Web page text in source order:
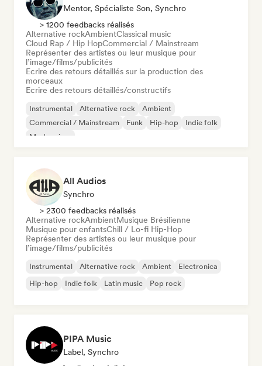
Mentor, Spécialiste Son, Synchro
> 1200 feedbacks réalisés
Alternative rockAmbientClassical music
Cloud Rap / Hip HopCommercial / Mainstream
Représenter des artistes ou leur musique pour
l’image/films/publicités
Ecrire des retours détaillés sur la production des
morceaux
Ecrire des retours détaillés/constructifs
Instrumental Alternative rock
Ambient
Commercial / Mainstream
Funk Hip-hop
Indie folk
Modern jazz
All Audios
Synchro
> 2300 feedbacks réalisés
Alternative rockAmbientMusique Brésilienne
Musique pour enfantsChill / Lo-fi Hip-Hop
Représenter des artistes ou leur musique pour
l’image/films/publicités
Instrumental Alternative rock Ambient
Electronica
Hip-hop
Indie folk Latin music Pop rock
PIPA Music
Label, Synchro